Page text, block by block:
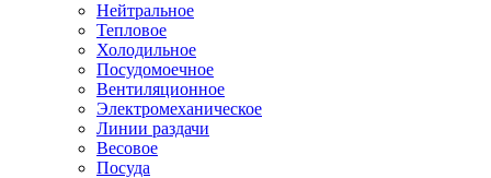
Нейтральное
Тепловое
Холодильное
Посудомоечное
Вентиляционное
Электромеханическое
Линии раздачи
Весовое
Посуда